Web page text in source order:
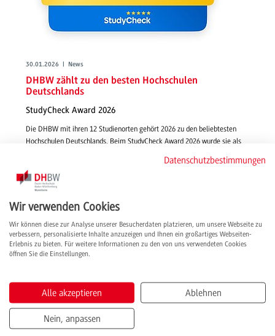
30.01.2026 | News
DHBW zählt zu den besten Hochschulen
Deutschlands
StudyCheck Award 2026
Die DHBW mit ihren 12 Studienorten gehört 2026 zu den beliebtesten
Hochschulen Deutschlands. Beim StudyCheck Award 2026 wurde sie als
weiterlesen
Datenschutzbestimmungen
Wir verwenden Cookies
Wir können diese zur Analyse unserer Besucherdaten platzieren, um unsere Webseite zu
verbessern, personalisierte Inhalte anzuzeigen und Ihnen ein großartiges Webseiten-
Erlebnis zu bieten. Für weitere Informationen zu den von uns verwendeten Cookies
öffnen Sie die Einstellungen.
Alle akzeptieren Ablehnen
Nein, anpassen